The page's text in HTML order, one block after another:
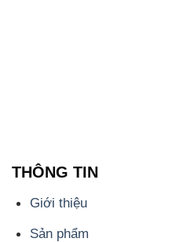
THÔNG TIN
Giới thiệu
Sản phẩm